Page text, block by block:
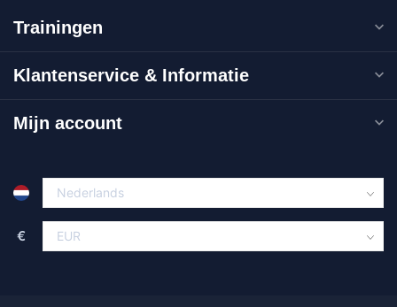
Trainingen
Klantenservice & Informatie
Mijn account
€